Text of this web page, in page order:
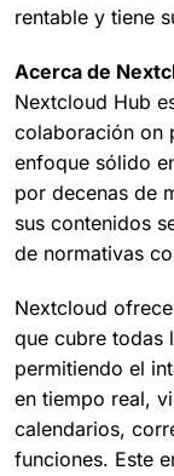
rentable y tiene
Acerca de
Nextcloud Hub
colaboración on
enfoque sólido
por decenas de
sus contenidos
de normativas
Nextcloud
que cubre todas
permitiendo el
en tiempo real,
calendarios,
funciones. Este